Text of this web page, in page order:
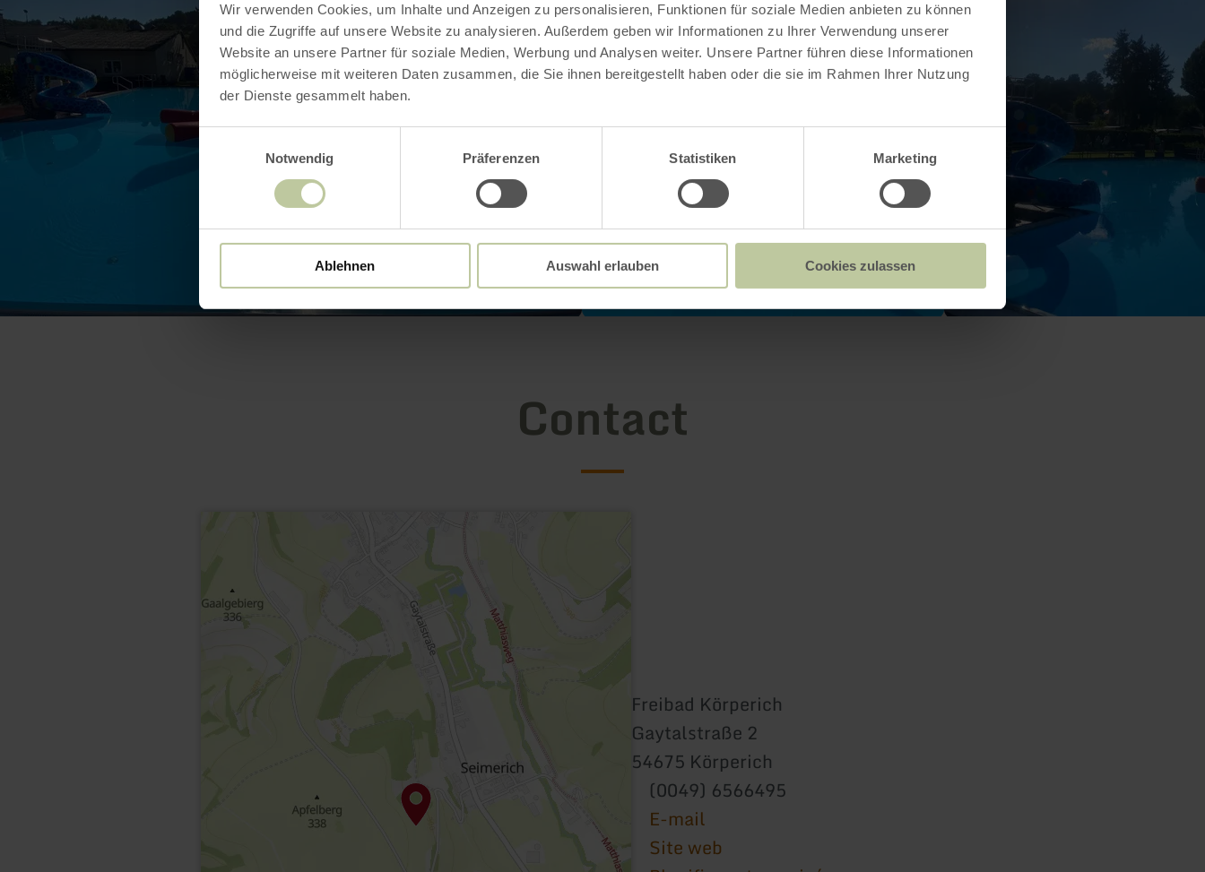
Wir verwenden Cookies, um Inhalte und Anzeigen zu personalisieren, Funktionen für soziale Medien anbieten zu können
und die Zugriffe auf unsere Website zu analysieren. Außerdem geben wir Informationen zu Ihrer Verwendung unserer
Website an unsere Partner für soziale Medien, Werbung und Analysen weiter. Unsere Partner führen diese Informationen
möglicherweise mit weiteren Daten zusammen, die Sie ihnen bereitgestellt haben oder die sie im Rahmen Ihrer Nutzung
der Dienste gesammelt haben.
Notwendig
Präferenzen Statistiken Marketing
Ablehnen Auswahl erlauben Cookies zulassen
Contact
Freibad Körperich
Gaytalstraße 2
54675 Körperich
(0049) 6566495
E-mail
Site web